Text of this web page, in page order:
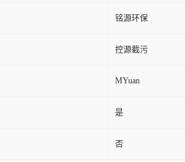
铭源环保
控源截污
MYuan
是
否